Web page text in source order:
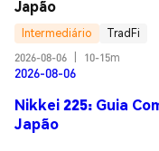
Japão
Intermediário
TradFi
2026-08-06
10-15m
2026-08-06
Nikkei 225: Guia
Japão